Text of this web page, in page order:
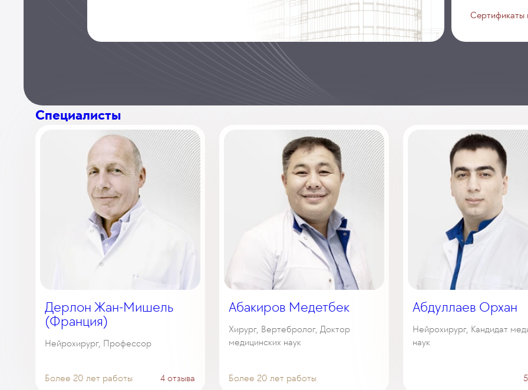
Сертификаты
Специалисты
Дерлон Жан-Мишель
(Франция)
Нейрохирург, Профессор
Более 20 лет работы 4 отзыва
Абакиров Медетбек
Хирург, Вертебролог, Доктор
медицинских наук
Более 20 лет работы
Абдуллаев Орхан
Нейрохирург, Кандидат
наук